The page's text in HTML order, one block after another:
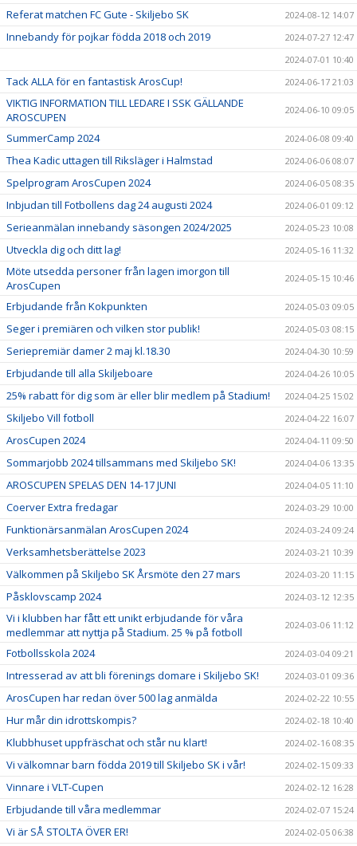
Referat matchen FC Gute - Skiljebo SK 2024-08-12 14:07
Innebandy för pojkar födda 2018 och 2019
2024-07-27 12:47
2024-07-01 10:40
Tack ALLA för en fantastisk ArosCup! 2024-06-17 21:03
VIKTIG INFORMATION TILL LEDARE I SSK GÄLLANDE
AROSCUPEN
2024-06-10 09:05
SummerCamp 2024 2024-06-08 09:40
Thea Kadic uttagen till Riksläger i Halmstad 2024-06-06 08:07
Spelprogram ArosCupen 2024 2024-06-05 08:35
Inbjudan till Fotbollens dag 24 augusti 2024 2024-06-01 09:12
Serieanmälan innebandy säsongen 2024/2025 2024-05-23 10:08
Utveckla dig och ditt lag! 2024-05-16 11:32
Möte utsedda personer från lagen imorgon till
ArosCupen
2024-05-15 10:46
Erbjudande från Kokpunkten 2024-05-03 09:05
Seger i premiären och vilken stor publik! 2024-05-03 08:15
Seriepremiär damer 2 maj kl.18.30 2024-04-30 10:59
Erbjudande till alla Skiljeboare 2024-04-26 10:05
25% rabatt för dig som är eller blir medlem på Stadium! 2024-04-25 15:02
Skiljebo Vill fotboll 2024-04-22 16:07
ArosCupen 2024 2024-04-11 09:50
Sommarjobb 2024 tillsammans med Skiljebo SK! 2024-04-06 13:35
AROSCUPEN SPELAS DEN 14-17 JUNI 2024-04-05 11:10
Coerver Extra fredagar 2024-03-29 10:00
Funktionärsanmälan ArosCupen 2024 2024-03-24 09:24
Verksamhetsberättelse 2023 2024-03-21 10:39
Välkommen på Skiljebo SK Årsmöte den 27 mars 2024-03-20 11:15
Påsklovscamp 2024 2024-03-12 12:35
Vi i klubben har fått ett unikt erbjudande för våra
medlemmar att nyttja på Stadium. 25 % på fotboll
2024-03-06 11:12
Fotbollsskola 2024 2024-03-04 09:21
Intresserad av att bli förenings domare i Skiljebo SK! 2024-03-01 09:36
ArosCupen har redan över 500 lag anmälda 2024-02-22 10:55
Hur mår din idrottskompis? 2024-02-18 10:40
Klubbhuset uppfräschat och står nu klart! 2024-02-16 08:35
Vi välkomnar barn födda 2019 till Skiljebo SK i vår! 2024-02-15 09:33
Vinnare i VLT-Cupen 2024-02-12 16:28
Erbjudande till våra medlemmar 2024-02-07 15:24
Vi är SÅ STOLTA ÖVER ER! 2024-02-05 06:38